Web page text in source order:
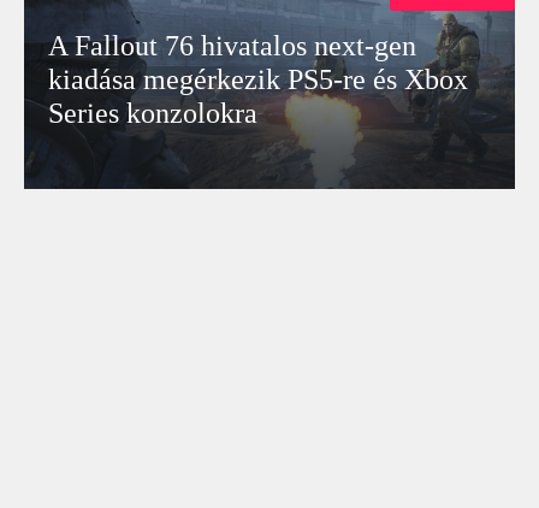
A Fallout 76 hivatalos next-gen
kiadása megérkezik PS5-re és Xbox
Series konzolokra